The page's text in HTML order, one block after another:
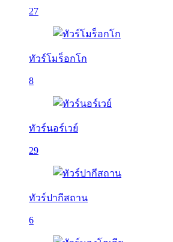
27
ทัวร์โมร็อกโก
8
ทัวร์นอร์เวย์
29
ทัวร์ปากีสถาน
6